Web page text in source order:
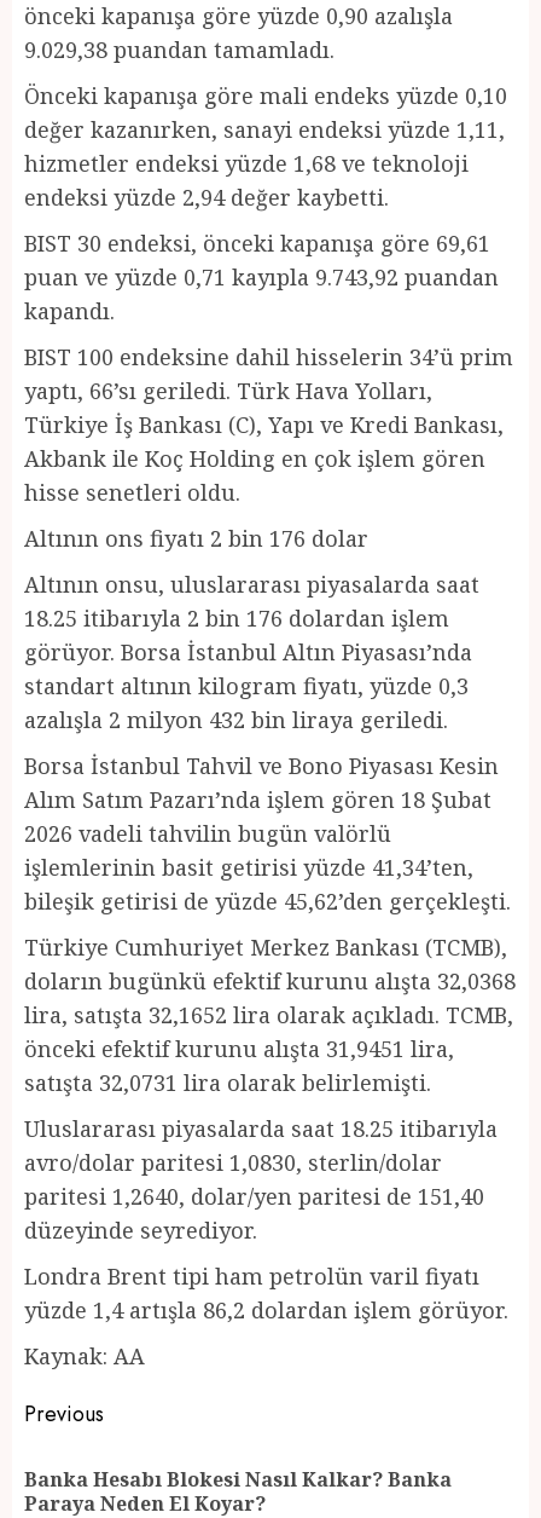
önceki kapanışa göre yüzde 0,90 azalışla
9.029,38 puandan tamamladı.
Önceki kapanışa göre mali endeks yüzde 0,10
değer kazanırken, sanayi endeksi yüzde 1,11,
hizmetler endeksi yüzde 1,68 ve teknoloji
endeksi yüzde 2,94 değer kaybetti.
BIST 30 endeksi, önceki kapanışa göre 69,61
puan ve yüzde 0,71 kayıpla 9.743,92 puandan
kapandı.
BIST 100 endeksine dahil hisselerin 34’ü prim
yaptı, 66’sı geriledi. Türk Hava Yolları,
Türkiye İş Bankası (C), Yapı ve Kredi Bankası,
Akbank ile Koç Holding en çok işlem gören
hisse senetleri oldu.
Altının ons fiyatı 2 bin 176 dolar
Altının onsu, uluslararası piyasalarda saat
18.25 itibarıyla 2 bin 176 dolardan işlem
görüyor. Borsa İstanbul Altın Piyasası’nda
standart altının kilogram fiyatı, yüzde 0,3
azalışla 2 milyon 432 bin liraya geriledi.
Borsa İstanbul Tahvil ve Bono Piyasası Kesin
Alım Satım Pazarı’nda işlem gören 18 Şubat
2026 vadeli tahvilin bugün valörlü
işlemlerinin basit getirisi yüzde 41,34’ten,
bileşik getirisi de yüzde 45,62’den gerçekleşti.
Türkiye Cumhuriyet Merkez Bankası (TCMB),
doların bugünkü efektif kurunu alışta 32,0368
lira, satışta 32,1652 lira olarak açıkladı. TCMB,
önceki efektif kurunu alışta 31,9451 lira,
satışta 32,0731 lira olarak belirlemişti.
Uluslararası piyasalarda saat 18.25 itibarıyla
avro/dolar paritesi 1,0830, sterlin/dolar
paritesi 1,2640, dolar/yen paritesi de 151,40
düzeyinde seyrediyor.
Londra Brent tipi ham petrolün varil fiyatı
yüzde 1,4 artışla 86,2 dolardan işlem görüyor.
Kaynak: AA
Post
navigation
Previous
Banka Hesabı Blokesi Nasıl Kalkar? Banka
Paraya Neden El Koyar?